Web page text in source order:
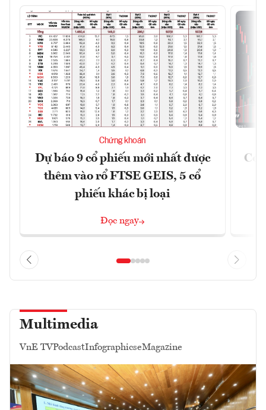
Chứng khoán
Dự báo 9 cổ phiếu mới nhất được
thêm vào rổ FTSE GEIS, 5 cổ
phiếu khác bị loại
Đọc ngay
Có
Multimedia
VnE TVPodcastInfographicseMagazine